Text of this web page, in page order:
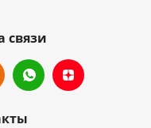
связи